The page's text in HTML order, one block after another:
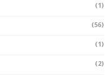
(1)
(56)
(1)
(2)